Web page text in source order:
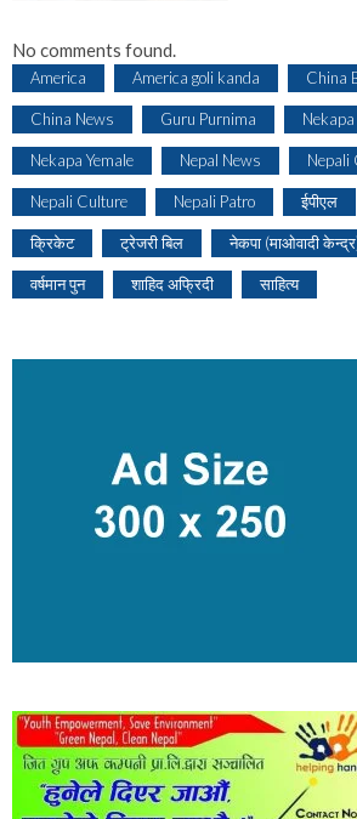
No comments found.
America America goli kanda China
China News Guru Purnima
Nekapa Yemale Nepal News Nepali
Nepali Culture Nepali Patro ईपीएल
क्रिकेट ट्रेजरी बिल नेकपा (माओवादी
वर्षमान पुन शाहिद अफ्रिदी साहित्य